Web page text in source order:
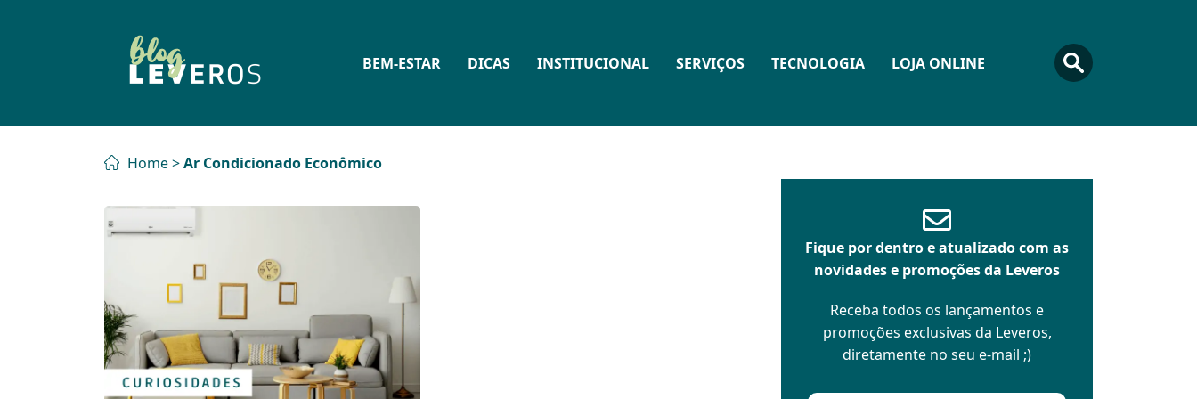
BEM-ESTAR DICAS INSTITUCIONAL SERVIÇOS TECNOLOGIA LOJA ONLINE
Home>Ar Condicionado Econômico
Fique por dentro e atualizado com as
novidades e promoções da Leveros
Receba todos os lançamentos e
promoções exclusivas da Leveros,
diretamente no seu e-mail ;)